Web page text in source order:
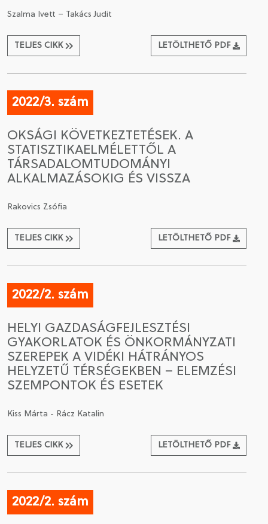
Szalma Ivett – Takács Judit
TELJES CIKK LETÖLTHETŐ PDF
2022/3. szám
OKSÁGI KÖVETKEZTETÉSEK. A
STATISZTIKAELMÉLETTŐL A
TÁRSADALOMTUDOMÁNYI
ALKALMAZÁSOKIG ÉS VISSZA
Rakovics Zsófia
TELJES CIKK LETÖLTHETŐ PDF
2022/2. szám
HELYI GAZDASÁGFEJLESZTÉSI
GYAKORLATOK ÉS ÖNKORMÁNYZATI
SZEREPEK A VIDÉKI HÁTRÁNYOS
HELYZETŰ TÉRSÉGEKBEN – ELEMZÉSI
SZEMPONTOK ÉS ESETEK
Kiss Márta - Rácz Katalin
TELJES CIKK LETÖLTHETŐ PDF
2022/2. szám